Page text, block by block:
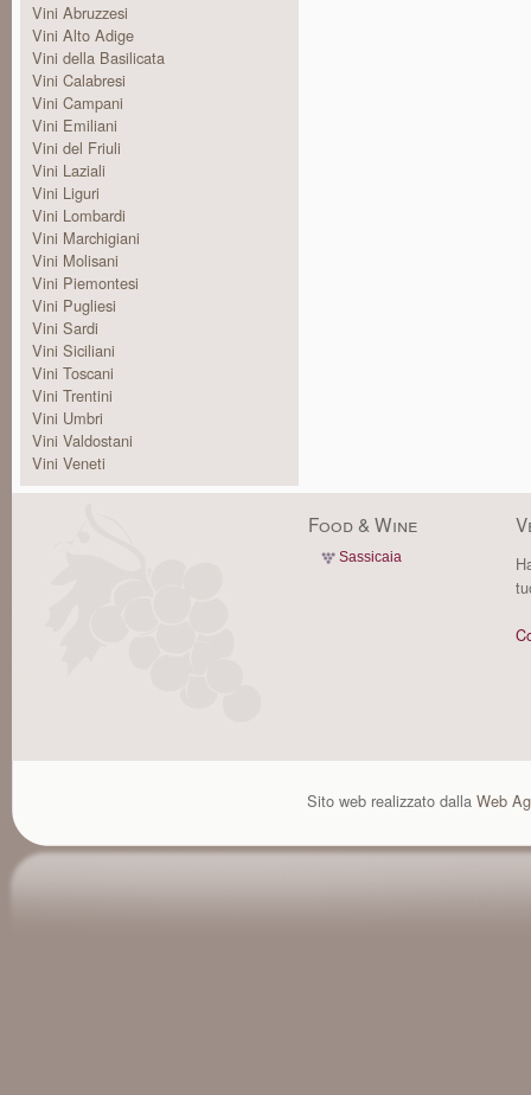
Vini Abruzzesi
Vini Alto Adige
Vini della Basilicata
Vini Calabresi
Vini Campani
Vini Emiliani
Vini del Friuli
Vini Laziali
Vini Liguri
Vini Lombardi
Vini Marchigiani
Vini Molisani
Vini Piemontesi
Vini Pugliesi
Vini Sardi
Vini Siciliani
Vini Toscani
Vini Trentini
Vini Umbri
Vini Valdostani
Vini Veneti
Food & Wine
Sassicaia
Sito web realizzato dalla Web